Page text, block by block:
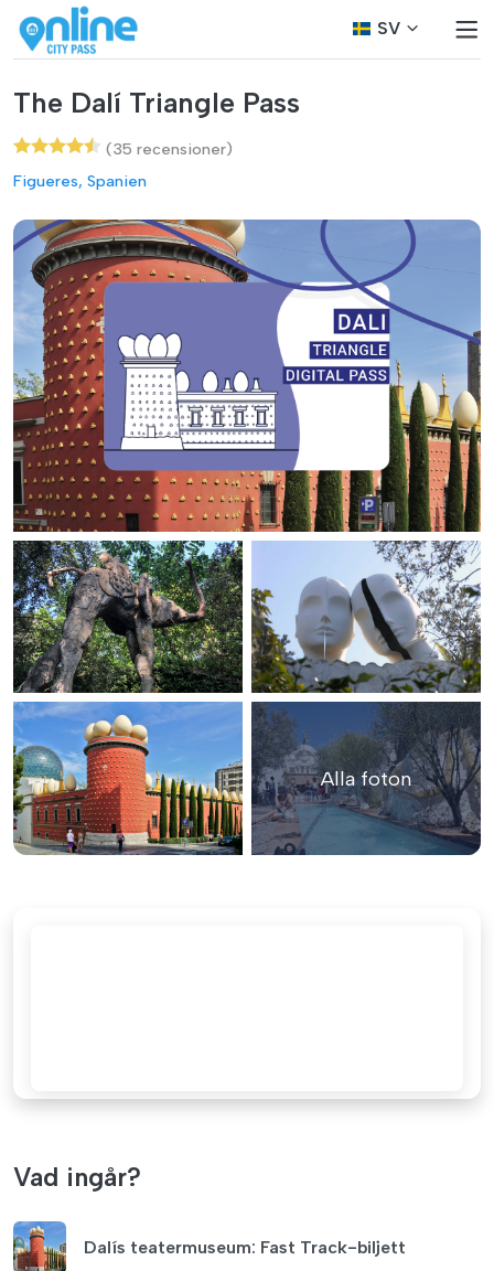
SV
The Dalí Triangle Pass
(35 recensioner)
Figueres, Spanien
Alla foton
Vad ingår?
Dalís teatermuseum: Fast Track-biljett